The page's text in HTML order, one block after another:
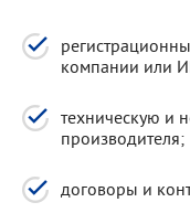
компании или
техническую и
производителя;
договоры и